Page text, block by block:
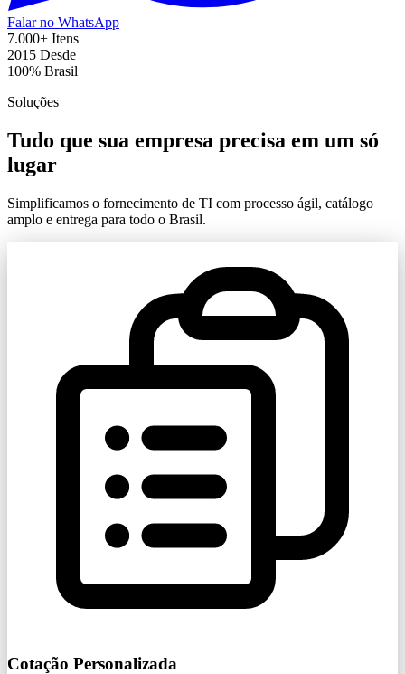
Falar no WhatsApp
7.000+ Itens
2015 Desde
100% Brasil
Soluções
Tudo que sua empresa precisa em um só
lugar
Simplificamos o fornecimento de TI com processo ágil, catálogo
amplo e entrega para todo o Brasil.
Cotação Personalizada